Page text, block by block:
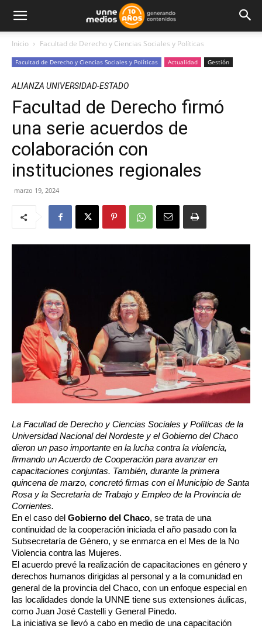
Inicio Facultad de Derecho y Ciencias Sociales y Políticas
Facultad de Derecho y Ciencias Sociales y Políticas Actualidad Gestión
ALIANZA UNIVERSIDAD-ESTADO
Facultad de Derecho firmó
una serie acuerdos de
colaboración con
instituciones regionales
marzo 19, 2024
La Facultad de Derecho y Ciencias Sociales y Políticas de la
Universidad Nacional del Nordeste y el Gobierno del Chaco
dieron un paso importante en la lucha contra la violencia,
firmando un Acuerdo de Cooperación para avanzar en
capacitaciones conjuntas. También, durante la primera
quincena de marzo, concretó firmas con el Municipio de Santa
Rosa y la Secretaría de Trabajo y Empleo de la Provincia de
Corrientes.
En el caso del Gobierno del Chaco, se trata de una
continuidad de la cooperación iniciada el año pasado con la
Subsecretaría de Género, y se enmarca en el Mes de la No
Violencia contra las Mujeres.
El acuerdo prevé la realización de capacitaciones en género y
derechos humanos dirigidas al personal y a la comunidad en
general de la provincia del Chaco, con un enfoque especial en
las localidades donde la UNNE tiene sus extensiones áulicas,
como Juan José Castelli y General Pinedo.
La iniciativa se llevó a cabo en medio de una capacitación